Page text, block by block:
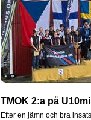
TMOK 2:a på
Efter en jämn och bra